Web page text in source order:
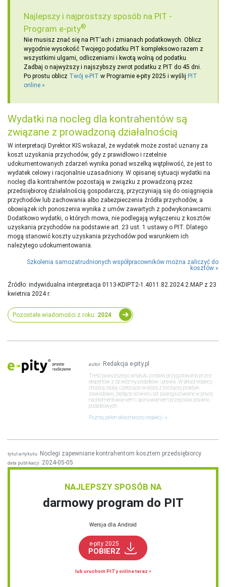
NAJLEPSZY SPOSÓB NA
darmowy program do PIT
Wersja dla Android
e-pity 2025
POBIERZ
lub uruchom PITy online teraz »
Najlepszy i najprostszy sposób na PIT -
Program e-pity®
Nie musisz znać się na PIT'ach i zmianach podatkowych. Oblicz
wygodnie wysokość Twojego podatku PIT kompleksowo razem z
wszystkimi ulgami, odliczeniami i kwotą wolną od podatku.
Zadbaj o najwyższy i najszybszy zwrot podatku z PIT do 45 dni.
Po prostu oblicz Twój e-PIT w Programie e-pity 2025 i wyślij PIT
online
Wydatki na nocleg dla kontrahentów są
związane z prowadzoną działalnością
W interpretacji Dyrektor KIS wskazał, że wydatek może zostać uznany za
koszt uzyskania przychodów, gdy z prawidłowo i rzetelnie
udokumentowanych zdarzeń wynika ponad wszelką wątpliwość, że jest to
wydatek celowy i racjonalnie uzasadniony. W opisanej sytuacji wydatki na
nocleg dla kontrahentów pozostają w związku z prowadzoną przez
przedsiębiorcę działalnością gospodarczą, przyczyniają się do osiągnięcia
przychodów lub zachowania albo zabezpieczenia źródła przychodów, a
obowiązek ich ponoszenia wynika z umów zawartych z podwykonawcami.
Dodatkowo wydatki, o których mowa, nie podlegają wyłączeniu z kosztów
uzyskania przychodów na podstawie art. 23 ust. 1 ustawy o PIT. Dlatego
mogą stanowić koszty uzyskania przychodów pod warunkiem ich
należytego udokumentowania.
Szkolenia samozatrudnionych współpracowników można zaliczyć do
kosztów
Źródło: indywidualna interpretacja 0113-KDIPT2-1.4011.82.2024.2.MAP z 23
kwietnia 2024 r.
Pozostałe wiadomości z roku: 2024
autor: Redakcja e-pity.pl
Treść powyższego artykułu została przygotowana przez
ekspertów z dziedziny podatków i prawa. W skład redakcji
chodzą osoby czerpiące wiedzę z bieżącej praktyki
zawodowej, będące od wielu lat zaangażowane w pracę
nad komentowaniem i opiniowaniem przepisów prawno -
podatkowych.
Poznaj pełen skład naszej redakcji.
tytuł artykułu: Noclegi zapewniane kontrahentom kosztem przedsiębiorcy
data publikacji: 2024-05-05